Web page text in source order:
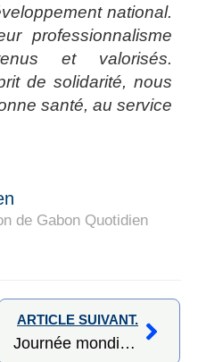
national.
professionnalisme
et valorisés.
de solidarité, nous
santé, au service
de Gabon Quotidien
ARTICLE SUIVANT.
Journée mondiale des orphelins du sida : un appel à la solidarité nationale